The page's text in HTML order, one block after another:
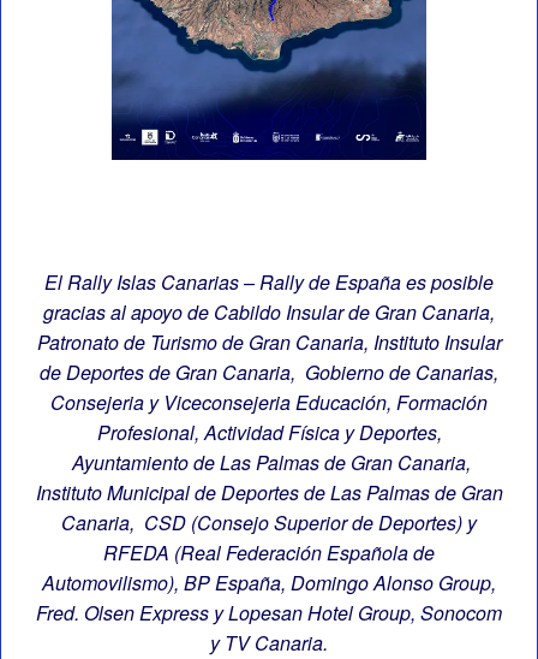
El Rally Islas Canarias – Rally de España es posible
gracias al apoyo de Cabildo Insular de Gran Canaria,
Patronato de Turismo de Gran Canaria, Instituto Insular
de Deportes de Gran Canaria, Gobierno de Canarias,
Consejeria y Viceconsejeria Educación, Formación
Profesional, Actividad Física y Deportes,
Ayuntamiento de Las Palmas de Gran Canaria,
Instituto Municipal de Deportes de Las Palmas de Gran
Canaria, CSD (Consejo Superior de Deportes) y
RFEDA (Real Federación Española de
Automovilismo), BP España, Domingo Alonso Group,
Fred. Olsen Express y Lopesan Hotel Group, Sonocom
y TV Canaria.